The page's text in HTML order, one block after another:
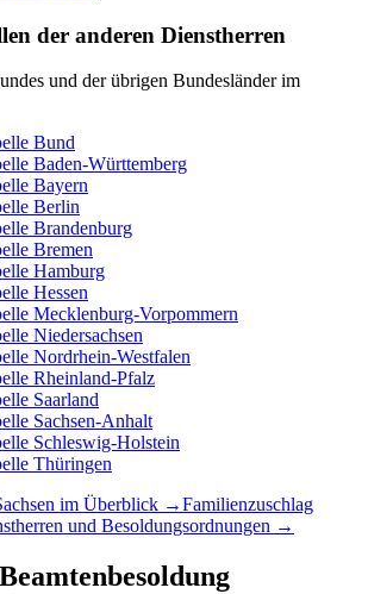
der anderen Dienstherren
und der übrigen Bundesländer im
Bund
Baden-Württemberg
Bayern
Berlin
Brandenburg
Bremen
Hamburg
Hessen
Mecklenburg-Vorpommern
Niedersachsen
Nordrhein-Westfalen
Rheinland-Pfalz
Saarland
Sachsen-Anhalt
Schleswig-Holstein
Thüringen
im Überblick →Familienzuschlag
und Besoldungsordnungen →